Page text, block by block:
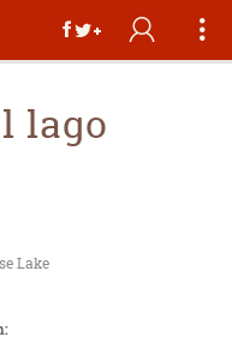
lago
Lake